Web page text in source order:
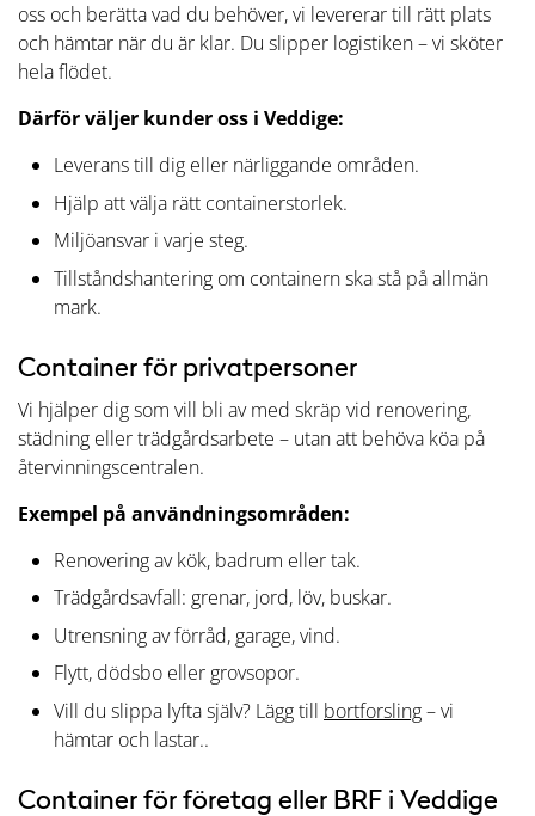
oss och berätta vad du behöver, vi levererar till rätt plats
och hämtar när du är klar. Du slipper logistiken – vi sköter
hela flödet.
Därför väljer kunder oss i Veddige:
Leverans till dig eller närliggande områden.
Hjälp att välja rätt containerstorlek.
Miljöansvar i varje steg.
Tillståndshantering om containern ska stå på allmän
mark.
Container för privatpersoner
Vi hjälper dig som vill bli av med skräp vid renovering,
städning eller trädgårdsarbete – utan att behöva köa på
återvinningscentralen.
Exempel på användningsområden:
Renovering av kök, badrum eller tak.
Trädgårdsavfall: grenar, jord, löv, buskar.
Utrensning av förråd, garage, vind.
Flytt, dödsbo eller grovsopor.
Vill du slippa lyfta själv? Lägg till bortforsling– vi
hämtar och lastar..
Container för företag eller BRF i Veddige